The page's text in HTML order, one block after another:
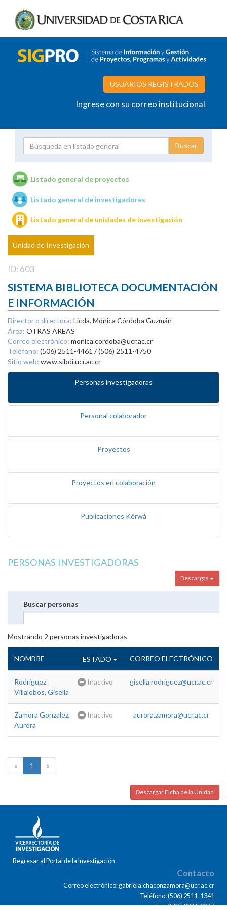
USUARIOS REGISTRADOS
Ingrese con su correo institucional
Unidades de investigación
Listado general de proyectos
Listado general de investigadores
Listado general de unidades de investigación
Unidad de Investigación
ID: 603
SISTEMA BIBLIOTECA DOCUMENTACIÓN
E INFORMACIÓN
Director o directora: Licda. Mónica Córdoba Guzmán
Área: OTRAS AREAS
Correo electrónico: monica.cordoba@ucr.ac.cr
Teléfono: (506) 2511-4461 / (506) 2511-4750
Sitio web: www.sibdi.ucr.ac.cr
Personas investigadoras
Personal colaborador
Proyectos
Proyectos en colaboración
Publicaciones Kérwá
PERSONAS INVESTIGADORAS
Descargas
Buscar personas
Mostrando 2 personas investigadoras
NOMBRE ESTADO CORREO ELECTRÓNICO
Rodriguez
Villalobos, Gisella
Inactivo gisella.rodriguez@ucr.ac.cr
Zamora Gonzalez,
Aurora
Inactivo aurora.zamora@ucr.ac.cr
« 1 »
Descargar Ficha de la Unidad
Regresar al Portal de la Investigación
Contacto
Correo electrónico: gabriela.chaconzamora@ucr.ac.cr
Teléfono: (506) 2511-1341
Fax: (506) 2224-9367